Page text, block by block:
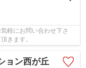
軽にお問い合わせ下さ
きます。
ョン西が丘